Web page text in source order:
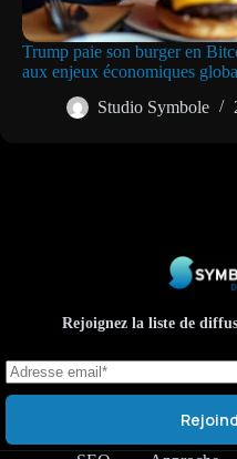
Trump paie son burger en
aux enjeux économiques
Studio Symbole
Rejoignez la liste de